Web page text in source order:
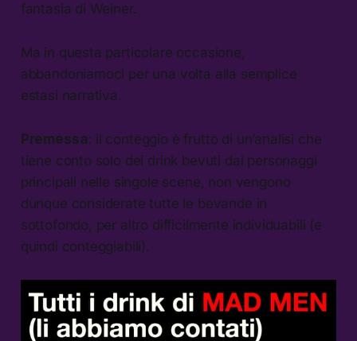
fantasia di Weiner.
Ma in questa particolare occasione,
abbandoniamoci per una volta alla semplice
estasi narrativa.
Premessa: il conteggio è frutto di un’analisi che
tiene conto solo dei drink bevuti dai personaggi
principali nelle singole scene, non vengono
dunque considerate tutte le bevande in
sottofondo, per altro difficilmente individuabili (e
quindi conteggiabili).